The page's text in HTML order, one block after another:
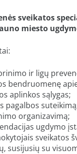
sveikatos
miesto
ir ligų
bendruomenę
aplinkos sąlygas;
pagalbos
organizavimą;
ugdymo
sveikatos
susijusių su